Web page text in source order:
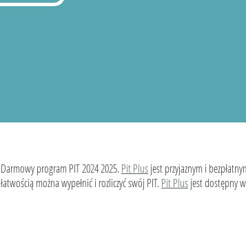
Darmowy program PIT 2024 2025.Pit Plusjest przyjaznym i
łatwością można wypełnić i rozliczyć swój PIT.Pit Plusjest dostępny